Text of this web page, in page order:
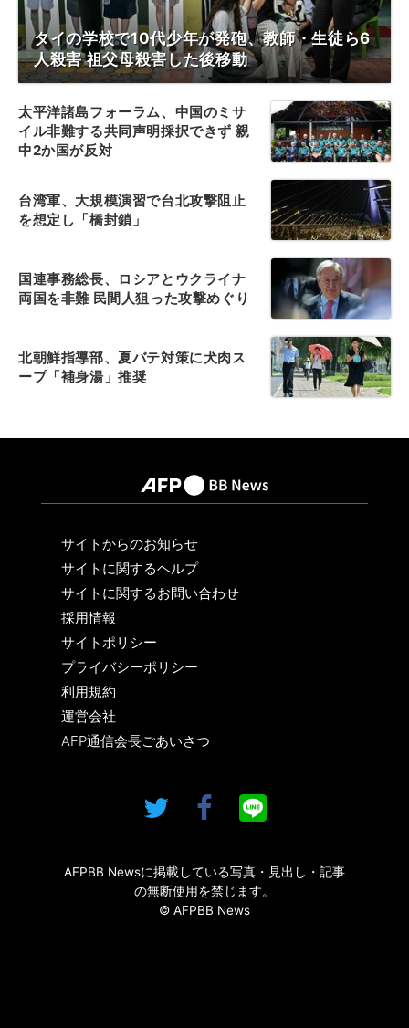
タイの学校で10代少年が発砲、教師・生徒ら6
人殺害 祖父母殺害した後移動
太平洋諸島フォーラム、中国のミサ
イル非難する共同声明採択できず 親
中2か国が反対
台湾軍、大規模演習で台北攻撃阻止
を想定し「橋封鎖」
国連事務総長、ロシアとウクライナ
両国を非難 民間人狙った攻撃めぐり
北朝鮮指導部、夏バテ対策に犬肉ス
ープ「補身湯」推奨
サイトからのお知らせ
サイトに関するヘルプ
サイトに関するお問い合わせ
採用情報
サイトポリシー
プライバシーポリシー
利用規約
運営会社
AFP通信会長ごあいさつ
AFPBB Newsに掲載している写真・見出し・記事
の無断使用を禁じます。
© AFPBB News